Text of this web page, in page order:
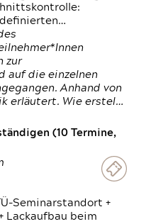
definierten…
zur
auf die einzelnen
Anhand von
erläutert. Wie erstel…
(10 Termine,
Seminarstandort +
Lackaufbau beim